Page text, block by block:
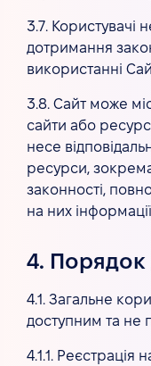
3.7. Користувачі
дотримання
використанні
3.8. Сайт може
сайти або
несе
ресурси,
законності,
на них
4. Порядок
4.1. Загальне
доступним та не
4.1.1. Реєстрація